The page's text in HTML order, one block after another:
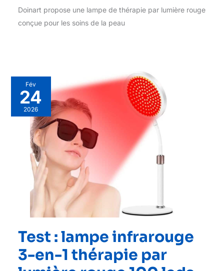
Doinart propose une lampe de thérapie par lumière rouge
conçue pour les soins de la peau
Fév
24
2026
Test : lampe infrarouge
3-en-1 thérapie par